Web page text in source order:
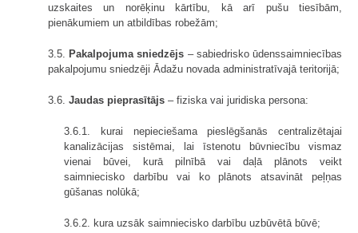
uzskaites un norēķinu kārtību, kā arī pušu tiesībām,
pienākumiem un atbildības robežām;
3.5.Pakalpojuma sniedzējs – sabiedrisko ūdenssaimniecības
pakalpojumu sniedzēji Ādažu novada administratīvajā teritorijā;
3.6. Jaudas pieprasītājs – fiziska vai juridiska persona:
3.6.1. kurai nepieciešama pieslēgšanās centralizētajai
kanalizācijas sistēmai, lai īstenotu būvniecību vismaz
vienai būvei, kurā pilnībā vai daļā plānots veikt
saimniecisko darbību vai ko plānots atsavināt peļņas
gūšanas nolūkā;
3.6.2. kura uzsāk saimniecisko darbību uzbūvētā būvē;